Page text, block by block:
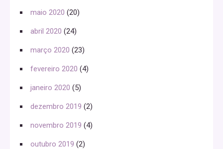
maio 2020 (20)
abril 2020 (24)
março 2020 (23)
fevereiro 2020 (4)
janeiro 2020 (5)
dezembro 2019 (2)
novembro 2019 (4)
outubro 2019 (2)